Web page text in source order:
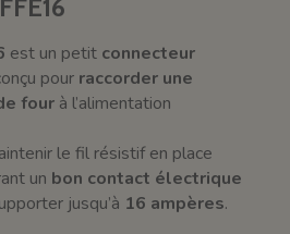
est un petit connecteur
pour raccorder une
four à l’alimentation
le fil résistif en place
un bon contact électrique
jusqu’à 16 ampères.